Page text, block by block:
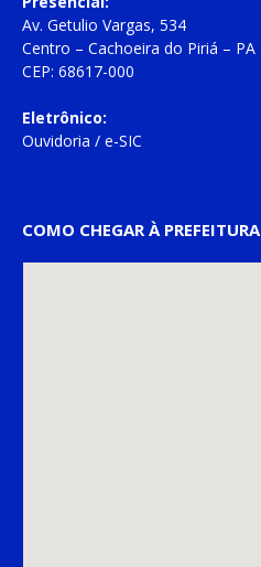
Av. Getulio Vargas, 534
Centro – Cachoeira do Piriá – PA
CEP: 68617-000
Eletrônico:
Ouvidoria / e-SIC
COMO CHEGAR À PREFEITURA